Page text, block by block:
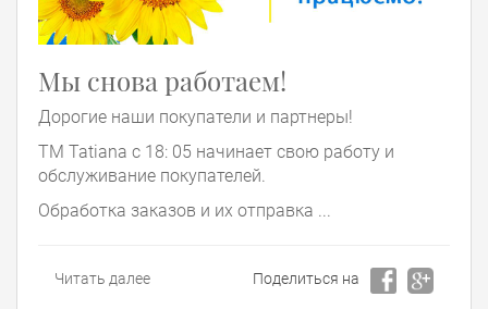
Мы снова работаем!
Дорогие наши покупатели и партнеры!
ТМ Tatiana с 18: 05 начинает свою работу и
обслуживание покупателей.
Обработка заказов и их отправка ...
Читать далее Поделиться на